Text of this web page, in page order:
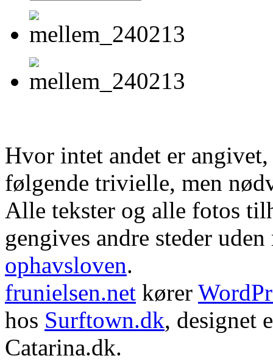
Hvor intet andet er
følgende trivielle, men
Alle tekster og alle fotos
gengives andre steder
ophavsloven.
frunielsen.net kører
hos Surftown.dk, designet
Catarina.dk.